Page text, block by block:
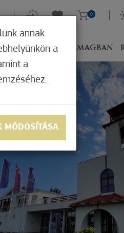
MIVEL CSOMAGBAN
0
annak
a
a
MÓDOSÍTÁSA